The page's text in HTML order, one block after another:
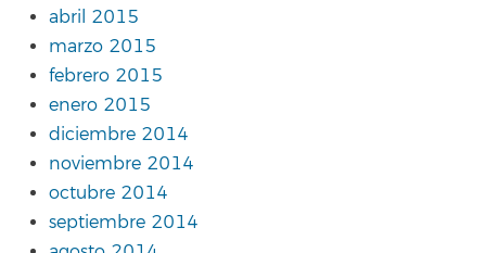
abril 2015
marzo 2015
febrero 2015
enero 2015
diciembre 2014
noviembre 2014
octubre 2014
septiembre 2014